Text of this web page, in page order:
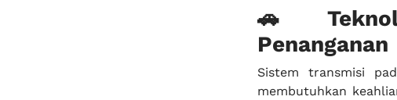
🚗
Penanganan
Sistem transmisi
membutuhkan